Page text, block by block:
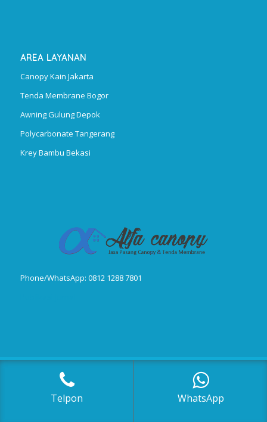
AREA LAYANAN
Canopy Kain Jakarta
Tenda Membrane Bogor
Awning Gulung Depok
Polycarbonate Tangerang
Krey Bambu Bekasi
Phone/WhatsApp: 0812 1288 7801
© Copyright 2018-2025, Canopy Kain, Tenda Membrane, Kanopi Kain,
Kanopi Minmalis
Telpon WhatsApp